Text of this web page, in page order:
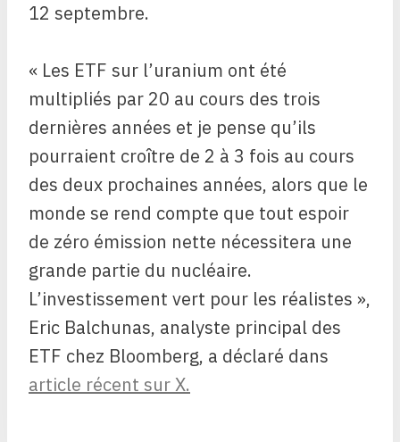
12 septembre.
« Les ETF sur l’uranium ont été
multipliés par 20 au cours des trois
dernières années et je pense qu’ils
pourraient croître de 2 à 3 fois au cours
des deux prochaines années, alors que le
monde se rend compte que tout espoir
de zéro émission nette nécessitera une
grande partie du nucléaire.
L’investissement vert pour les réalistes »,
Eric Balchunas, analyste principal des
ETF chez Bloomberg, a déclaré dans
article récent sur X.